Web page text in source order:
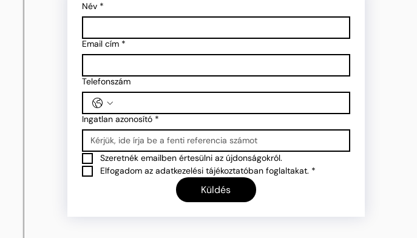
Név *
Email cím *
Telefonszám
Ingatlan azonosító *
Szeretnék emailben értesülni az újdonságokról.
Elfogadom az adatkezelési tájékoztatóban foglaltakat. *
Küldés